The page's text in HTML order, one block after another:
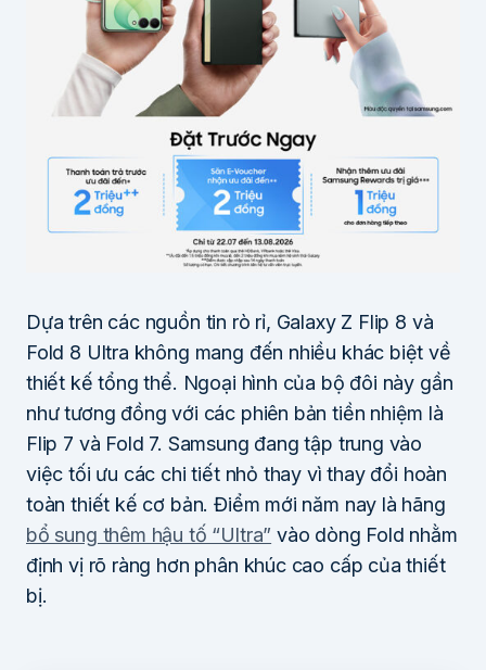
Dựa trên các nguồn tin rò rỉ, Galaxy Z Flip 8 và
Fold 8 Ultra không mang đến nhiều khác biệt về
thiết kế tổng thể. Ngoại hình của bộ đôi này gần
như tương đồng với các phiên bản tiền nhiệm là
Flip 7 và Fold 7. Samsung đang tập trung vào
việc tối ưu các chi tiết nhỏ thay vì thay đổi hoàn
toàn thiết kế cơ bản. Điểm mới năm nay là hãng
bổ sung thêm hậu tố “Ultra” vào dòng Fold nhằm
định vị rõ ràng hơn phân khúc cao cấp của thiết
bị.